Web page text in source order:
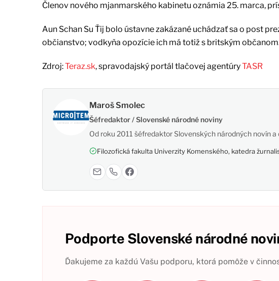
Členov nového mjanmarského kabinetu oznámia 25. marca,
Aun Schan Su Ťij bolo ústavne zakázané uchádzať sa o post
občianstvo; vodkyňa opozície ich má totiž s britským
Zdroj:Teraz.sk, spravodajský portál tlačovej agentúryTASR
Maroš Smolec
Šéfredaktor / Slovenské národné noviny
Od roku 2011 šéfredaktor Slovenských národných novín
Filozofická fakulta Univerzity Komenského, katedra
Podporte Slovenské národné
Ďakujeme za každú Vašu podporu, ktorá pomôže v